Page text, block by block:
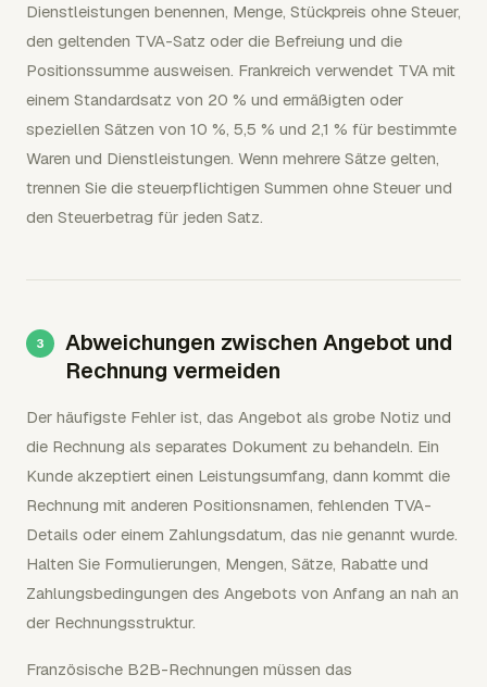
Dienstleistungen benennen, Menge, Stückpreis ohne Steuer,
den geltenden TVA-Satz oder die Befreiung und die
Positionssumme ausweisen. Frankreich verwendet TVA mit
einem Standardsatz von 20 % und ermäßigten oder
speziellen Sätzen von 10 %, 5,5 % und 2,1 % für bestimmte
Waren und Dienstleistungen. Wenn mehrere Sätze gelten,
trennen Sie die steuerpflichtigen Summen ohne Steuer und
den Steuerbetrag für jeden Satz.
Abweichungen zwischen Angebot und
Rechnung vermeiden
Der häufigste Fehler ist, das Angebot als grobe Notiz und
die Rechnung als separates Dokument zu behandeln. Ein
Kunde akzeptiert einen Leistungsumfang, dann kommt die
Rechnung mit anderen Positionsnamen, fehlenden TVA-
Details oder einem Zahlungsdatum, das nie genannt wurde.
Halten Sie Formulierungen, Mengen, Sätze, Rabatte und
Zahlungsbedingungen des Angebots von Anfang an nah an
der Rechnungsstruktur.
Französische B2B-Rechnungen müssen das